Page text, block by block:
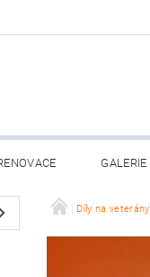
GALERIE
Díly na veterány